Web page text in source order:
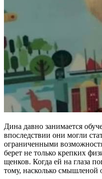
Дина давно занимается
впоследствии они могли
ограниченными
берет не только крепких
щенков. Когда ей на глаза
тому, насколько смышленой